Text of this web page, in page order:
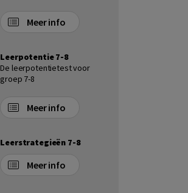
Meer info
Leerpotentie 7-8
De leerpotentietest voor
groep 7-8
Meer info
Leerstrategieën 7-8
Meer info